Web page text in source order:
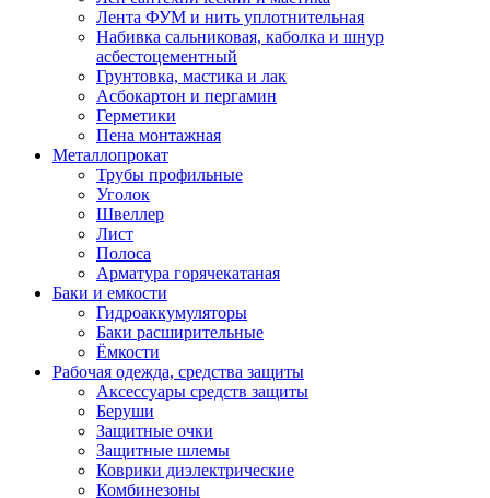
Лента ФУМ и нить уплотнительная
Набивка сальниковая, каболка и шнур
асбестоцементный
Грунтовка, мастика и лак
Асбокартон и пергамин
Герметики
Пена монтажная
Металлопрокат
Трубы профильные
Уголок
Швеллер
Лист
Полоса
Арматура горячекатаная
Баки и емкости
Гидроаккумуляторы
Баки расширительные
Ёмкости
Рабочая одежда, средства защиты
Аксессуары средств защиты
Беруши
Защитные очки
Защитные шлемы
Коврики диэлектрические
Комбинезоны